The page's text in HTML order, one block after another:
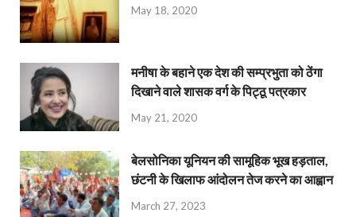
May 18, 2020
मनीषा के बहाने एक देश की सम्प्रभुता को ठेंगा
दिखाने वाले शासक वर्ग के पिट्ठू पत्रकार
May 21, 2020
बेलसोनिका यूनियन की सामूहिक भूख हड़ताल,
छंटनी के खिलाफ आंदोलन तेज करने का आह्वान
March 27, 2023